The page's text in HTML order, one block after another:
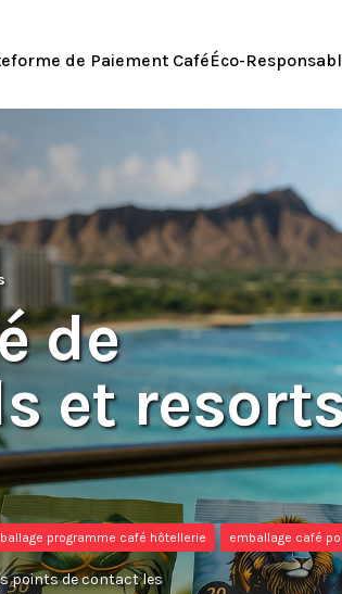
de Paiement CaféÉco-
de
et
programme café hôtellerie emballage café
points de contact les